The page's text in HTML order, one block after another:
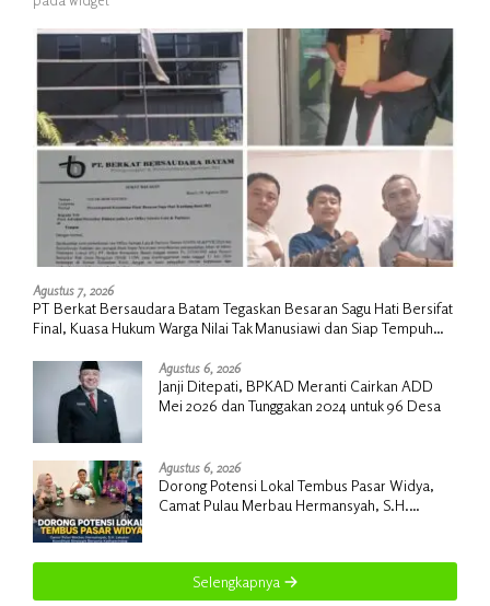
Agustus 7, 2026
PT Berkat Bersaudara Batam Tegaskan Besaran Sagu Hati Bersifat
Final, Kuasa Hukum Warga Nilai Tak Manusiawi dan Siap Tempuh
Agustus 6, 2026
Janji Ditepati, BPKAD Meranti Cairkan ADD
Mei 2026 dan Tunggakan 2024 untuk 96 Desa
Agustus 6, 2026
Dorong Potensi Lokal Tembus Pasar Widya,
Camat Pulau Merbau Hermansyah, S.H.
Selengkapnya